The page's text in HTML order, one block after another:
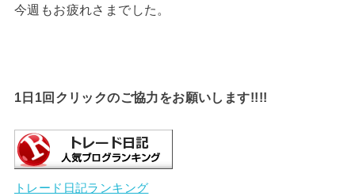
今週もお疲れさまでした。
1日1回クリックのご協力をお願いします!!!!
トレード日記ランキング